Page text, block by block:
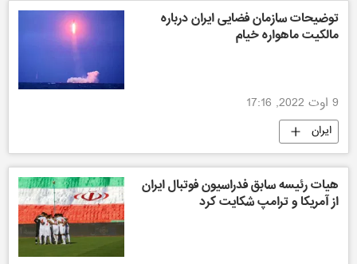
توضیحات سازمان فضایی ایران درباره
مالکیت ماهواره خیام
9 اوت 2022, 17:16
ایران
هیات رئیسه سابق فدراسیون فوتبال ایران
از آمریکا و ترامپ شکایت کرد